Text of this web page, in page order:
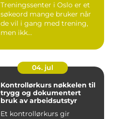
Treningssenter i Oslo er et
søkeord mange bruker når
de vil i gang med trening,
men ikk...
04. jul
Kontrollørkurs nøkkelen til
trygg og dokumentert
bruk av arbeidsutstyr
Et kontrollørkurs gir